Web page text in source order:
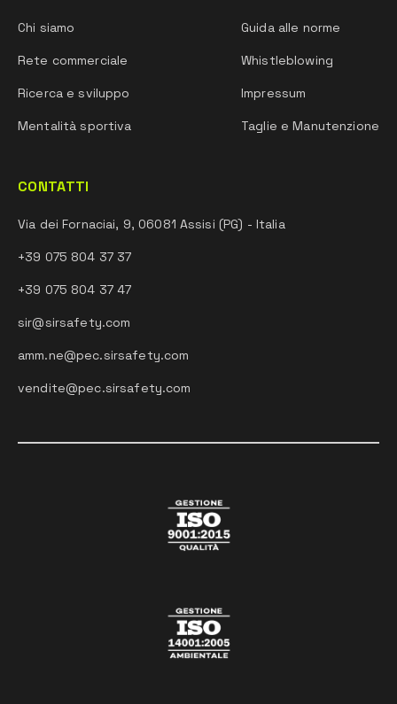
Chi siamo
Rete commerciale
Ricerca e sviluppo
Mentalità sportiva
Guida alle norme
Whistleblowing
Impressum
Taglie e Manutenzione
CONTATTI
Via dei Fornaciai, 9, 06081 Assisi (PG) - Italia
+39 075 804 37 37
+39 075 804 37 47
sir@sirsafety.com
amm.ne@pec.sirsafety.com
vendite@pec.sirsafety.com